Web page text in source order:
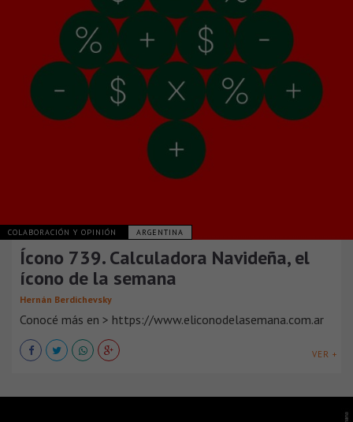
COLABORACIÓN Y OPINIÓN ARGENTINA
Ícono 739. Calculadora Navideña, el
ícono de la semana
Hernán Berdichevsky
Conocé más en > https://www.eliconodelasemana.com.ar
VER +